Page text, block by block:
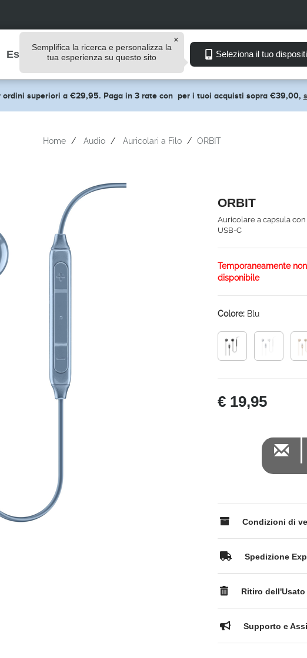
Esplora
Semplifica la ricerca e personalizza la
tua esperienza su questo sito
Seleziona il tuo
ordini superiori a €29,95. Paga in 3 rate con per i tuoi acquisti sopra €39,00,
Home Audio Auricolari a Filo ORBIT
ORBIT
Auricolare a capsula
USB-C
Temporaneamente non
disponibile
Colore: Blu
€ 19,95
Condizioni di
Spedizione
Ritiro dell'Usato
Supporto e